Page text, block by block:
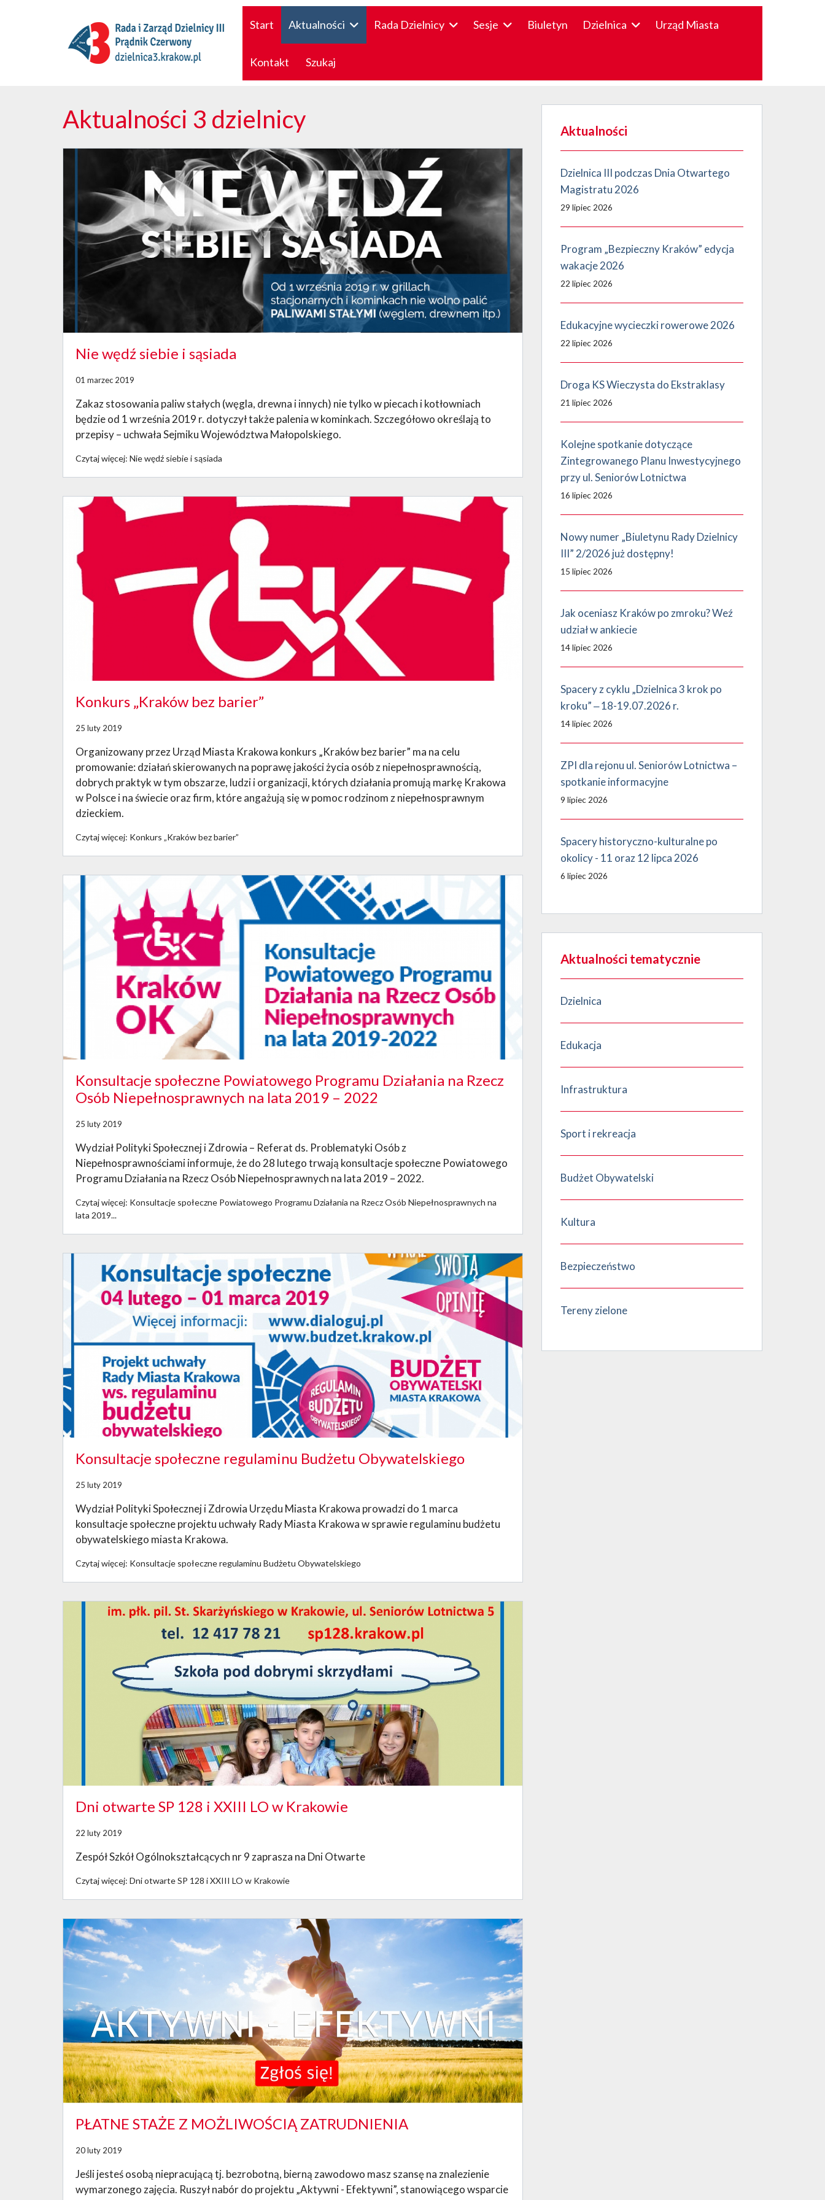
Start Aktualności Rada Dzielnicy Sesje Biuletyn Dzielnica Urząd Miasta
Kontakt Szukaj
Aktualności 3 dzielnicy
Nie wędź siebie i sąsiada
01 marzec 2019
Zakaz stosowania paliw stałych (węgla, drewna i innych) nie tylko w piecach i kotłowniach
będzie od 1 września 2019 r. dotyczył także palenia w kominkach. Szczegółowo określają to
przepisy – uchwała Sejmiku Województwa Małopolskiego.
Czytaj więcej: Nie wędź siebie i sąsiada
Konkurs „Kraków bez barier”
25 luty 2019
Organizowany przez Urząd Miasta Krakowa konkurs „Kraków bez barier” ma na celu
promowanie: działań skierowanych na poprawę jakości życia osób z niepełnosprawnością,
dobrych praktyk w tym obszarze, ludzi i organizacji, których działania promują markę Krakowa
w Polsce i na świecie oraz firm, które angażują się w pomoc rodzinom z niepełnosprawnym
dzieckiem.
Czytaj więcej: Konkurs „Kraków bez barier”
Konsultacje społeczne Powiatowego Programu Działania na Rzecz
Osób Niepełnosprawnych na lata 2019 – 2022
25 luty 2019
Wydział Polityki Społecznej i Zdrowia – Referat ds. Problematyki Osób z
Niepełnosprawnościami informuje, że do 28 lutego trwają konsultacje społeczne Powiatowego
Programu Działania na Rzecz Osób Niepełnosprawnych na lata 2019 – 2022.
Czytaj więcej: Konsultacje społeczne Powiatowego Programu Działania na Rzecz Osób Niepełnosprawnych na
lata 2019...
Konsultacje społeczne regulaminu Budżetu Obywatelskiego
25 luty 2019
Wydział Polityki Społecznej i Zdrowia Urzędu Miasta Krakowa prowadzi do 1 marca
konsultacje społeczne projektu uchwały Rady Miasta Krakowa w sprawie regulaminu budżetu
obywatelskiego miasta Krakowa.
Czytaj więcej: Konsultacje społeczne regulaminu Budżetu Obywatelskiego
Dni otwarte SP 128 i XXIII LO w Krakowie
22 luty 2019
Zespół Szkół Ogólnokształcących nr 9 zaprasza na Dni Otwarte
Czytaj więcej: Dni otwarte SP 128 i XXIII LO w Krakowie
PŁATNE STAŻE Z MOŻLIWOŚCIĄ ZATRUDNIENIA
20 luty 2019
Jeśli jesteś osobą niepracującą tj. bezrobotną, bierną zawodowo masz szansę na znalezienie
wymarzonego zajęcia. Ruszył nabór do projektu „Aktywni - Efektywni”, stanowiącego wsparcie
Aktualności
Dzielnica III podczas Dnia Otwartego
Magistratu 2026
29 lipiec 2026
Program „Bezpieczny Kraków” edycja
wakacje 2026
22 lipiec 2026
Edukacyjne wycieczki rowerowe 2026
22 lipiec 2026
Droga KS Wieczysta do Ekstraklasy
21 lipiec 2026
Kolejne spotkanie dotyczące
Zintegrowanego Planu Inwestycyjnego
przy ul. Seniorów Lotnictwa
16 lipiec 2026
Nowy numer „Biuletynu Rady Dzielnicy
III” 2/2026 już dostępny!
15 lipiec 2026
Jak oceniasz Kraków po zmroku? Weź
udział w ankiecie
14 lipiec 2026
Spacery z cyklu „Dzielnica 3 krok po
kroku” ‒ 18-19.07.2026 r.
14 lipiec 2026
ZPI dla rejonu ul. Seniorów Lotnictwa –
spotkanie informacyjne
9 lipiec 2026
Spacery historyczno-kulturalne po
okolicy - 11 oraz 12 lipca 2026
6 lipiec 2026
Aktualności tematycznie
Dzielnica
Edukacja
Infrastruktura
Sport i rekreacja
Budżet Obywatelski
Kultura
Bezpieczeństwo
Tereny zielone